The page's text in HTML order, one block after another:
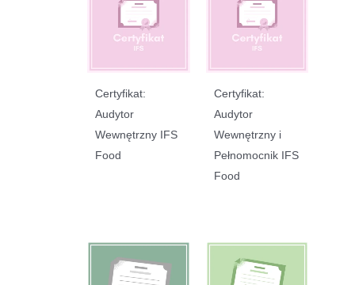
Certyfikat:
Audytor
Wewnętrzny IFS
Food
Certyfikat:
Audytor
Wewnętrzny i
Pełnomocnik IFS
Food